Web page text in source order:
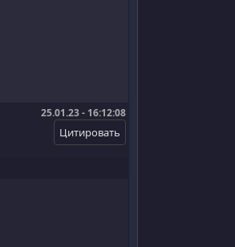
25.01.23 - 16:12:08